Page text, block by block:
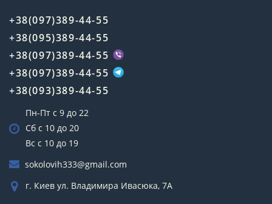
+38(097)389-44-55
+38(095)389-44-55
+38(097)389-44-55
+38(097)389-44-55
+38(093)389-44-55
Пн-Пт с 9 до 22
Сб с 10 до 20
Вс с 10 до 19
sokolovih333@gmail.com
г. Киев ул. Владимира Ивасюка, 7А